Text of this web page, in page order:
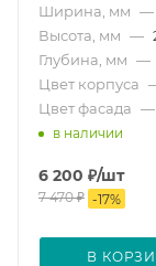
Ширина, мм —
Высота, мм —
Глубина, мм —
Цвет корпуса
Цвет фасада —
в наличии
6 200 ₽/шт
7 470₽ -17%
В